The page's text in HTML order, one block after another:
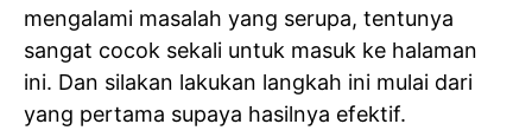
mengalami masalah yang serupa, tentunya
sangat cocok sekali untuk masuk ke halaman
ini. Dan silakan lakukan langkah ini mulai dari
yang pertama supaya hasilnya efektif.